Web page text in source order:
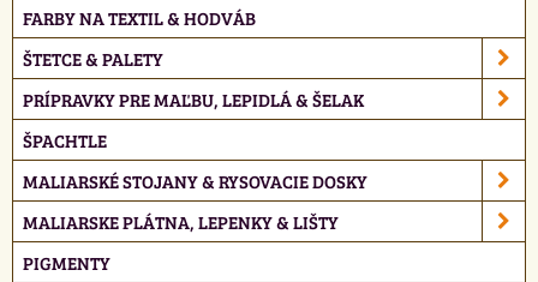
FARBY NA TEXTIL & HODVÁB
ŠTETCE & PALETY
PRÍPRAVKY PRE MAĽBU, LEPIDLÁ & ŠELAK
ŠPACHTLE
MALIARSKÉ STOJANY & RYSOVACIE DOSKY
MALIARSKE PLÁTNA, LEPENKY & LIŠTY
PIGMENTY